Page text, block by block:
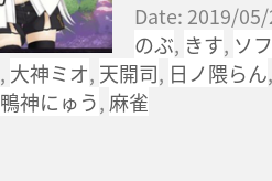
Date: 2019/
のぶ, きす, ソ
, 大神ミオ, 天開司, 日ノ隈らん,
鴨神にゅう, 麻雀